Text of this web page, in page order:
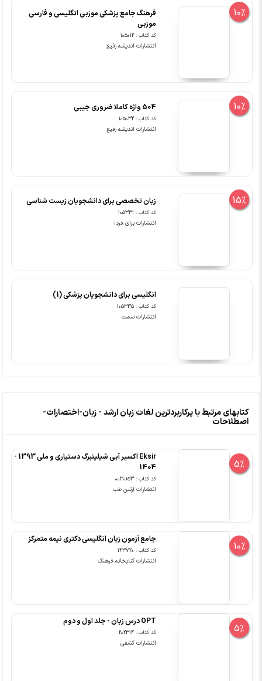
10%
فرهنگ جامع پزشکی موزبی انگلیسی و فارسی
موزبی
کد کتاب : 105012
انتشارات اندیشه رفیع
10% 504 واژه کاملا ضروری جیبی
کد کتاب : 105032
انتشارات اندیشه رفیع
15% زبان تخصصی برای دانشجویان زیست شناسی
کد کتاب : 105331
انتشارات برای فردا
انگلیسی برای دانشجویان پزشکی (1)
کد کتاب : 105335
انتشارات سمت
کتابهای مرتبط با پرکاربردترین لغات زبان ارشد - زبان-اختصارات-
اصطلاحات
5%
Eksir اکسیر آبی شیلینبرگ دستیاری و ملی 1393 -
1404
کد کتاب : 0030153
انتشارات آرتین طب
10%
جامع آزمون زبان انگلیسی دکتری نیمه متمرکز
کد کتاب : 143720
انتشارات کتابخانه فرهنگ
5%
OPT درس زبان - جلد اول و دوم
کد کتاب : 202314
انتشارات کشفی